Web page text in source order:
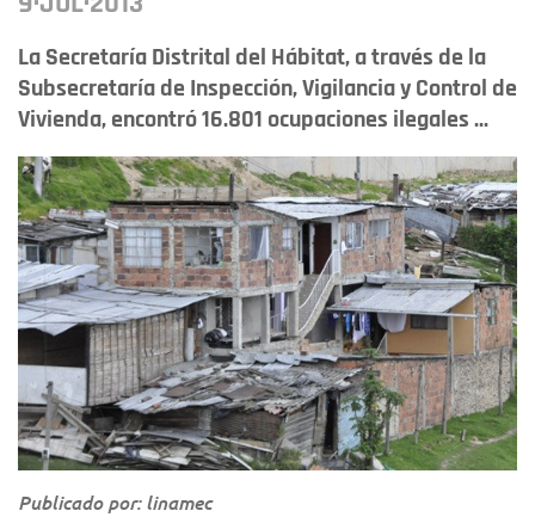
La Secretaría Distrital del Hábitat, a través de la
Subsecretaría de Inspección, Vigilancia y Control de
Vivienda, encontró 16.801 ocupaciones ilegales ...
Publicado por: linamec